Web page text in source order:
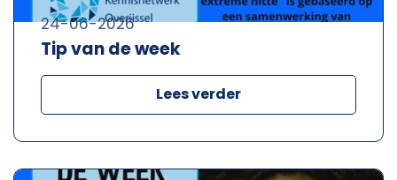
Tip van de week
24-06-2026
Lees verder